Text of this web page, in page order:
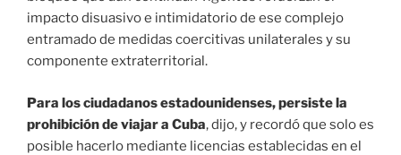
impacto disuasivo e intimidatorio de ese complejo
entramado de medidas coercitivas unilaterales y su
componente extraterritorial.
Para los ciudadanos estadounidenses, persiste la
prohibición de viajar a Cuba, dijo, y recordó que solo es
posible hacerlo mediante licencias establecidas en el